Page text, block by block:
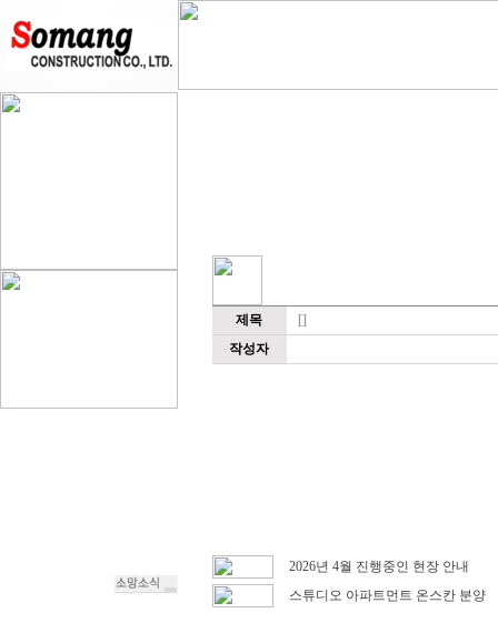
제목
[]
작성자
2026년 4월 진행중인 현장 안내
스튜디오 아파트먼트 온스칸 분양